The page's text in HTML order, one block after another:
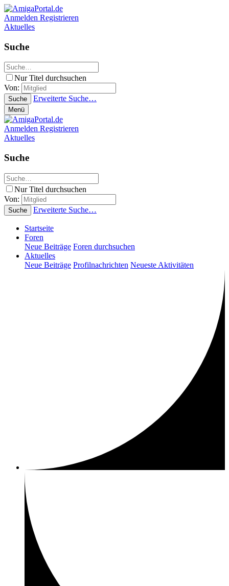
Anmelden Registrieren
Aktuelles
Suche
Nur Titel durchsuchen
Von:
Suche Erweiterte Suche…
Menü
Anmelden Registrieren
Aktuelles
Suche
Nur Titel durchsuchen
Von:
Suche Erweiterte Suche…
Startseite
Foren
Neue Beiträge Foren durchsuchen
Aktuelles
Neue Beiträge Profilnachrichten Neueste Aktivitäten